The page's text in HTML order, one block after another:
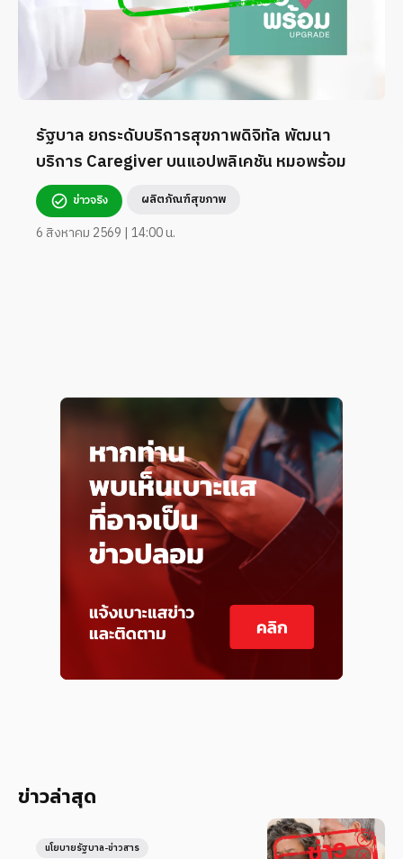
รัฐบาล ยกระดับบริการสุขภาพดิจิทัล พัฒนา
บริการ Caregiver บนแอปพลิเคชัน หมอพร้อม
ข่าวจริง ผลิตภัณฑ์สุขภาพ
6 สิงหาคม 2569 | 14:00 น.
ข่าวล่าสุด
นโยบายรัฐบาล-ข่าวสาร